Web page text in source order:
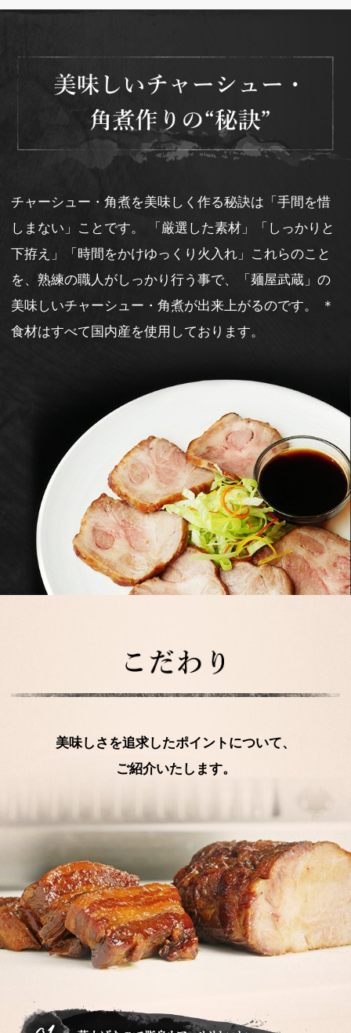
チャーシュー・角煮を美味しく作る秘訣は「手間を惜
しまない」ことです。 「厳選した素材」「しっかりと
下拵え」「時間をかけゆっくり火入れ」これらのこと
を、熟練の職人がしっかり行う事で、「麺屋武蔵」の
美味しいチャーシュー・角煮が出来上がるのです。 ＊
食材はすべて国内産を使用しております。
美味しさを追求したポイントについて、
ご紹介いたします。